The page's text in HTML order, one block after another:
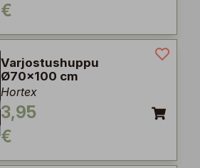
€
Varjostushuppu
Ø70x100 cm
Hortex
3,95
€